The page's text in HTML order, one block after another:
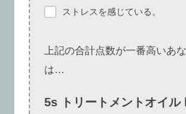
ストレスを感じている。
上記の合計点数が一番高いあ
は…
5s トリートメントオイル